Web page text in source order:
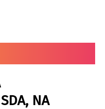
NA